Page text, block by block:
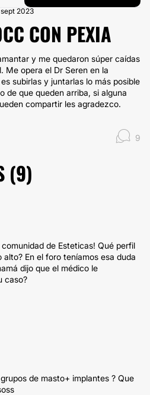
2023
CON PEXIA
y me quedaron súper caídas
Me opera el Dr Seren en la
subirlas y juntarlas lo más posible
de que queden arriba, si alguna
compartir les agradezco.
9
(9)
de Esteticas! Qué perfil
En el foro teníamos esa duda
dijo que el médico le
caso?
de masto+ implantes ? Que